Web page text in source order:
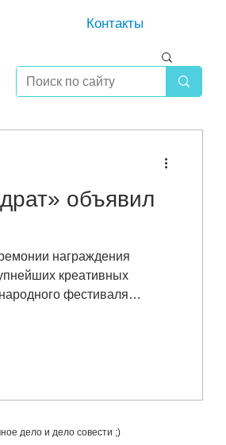
Контакты
объявил
награждения
креативных
фестиваля
дело и дело совести ;)